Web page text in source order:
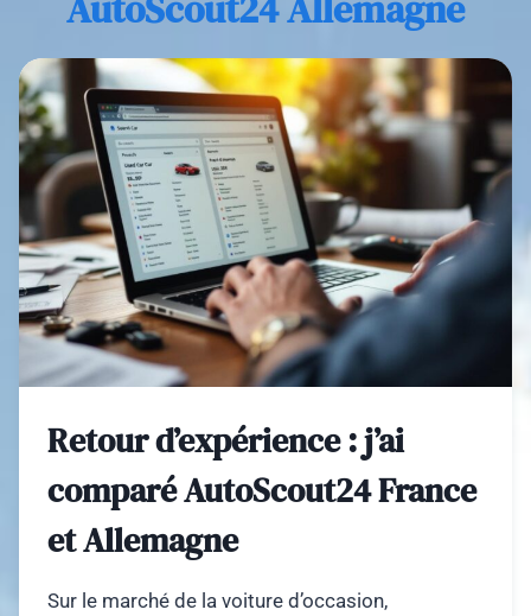
Retour d’expérience : j’ai
comparé AutoScout24 France
et Allemagne
Sur le marché de la voiture d’occasion,